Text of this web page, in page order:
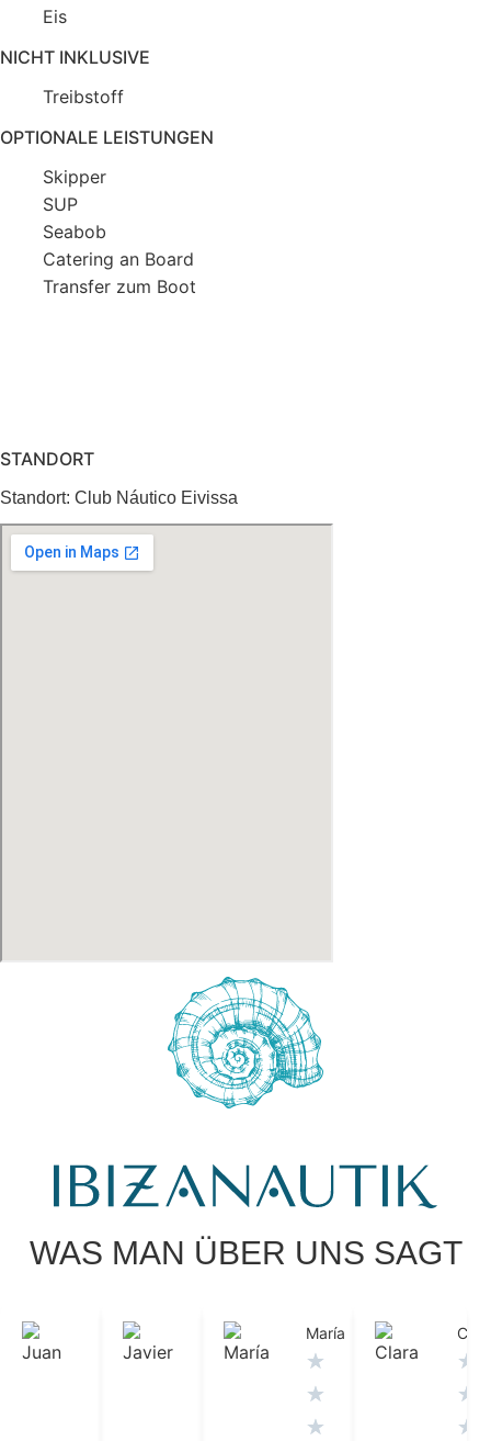
Eis
NICHT INKLUSIVE
Treibstoff
OPTIONALE LEISTUNGEN
Skipper
SUP
Seabob
Catering an Board
Transfer zum Boot
STANDORT
Standort: Club Náutico Eivissa
WAS MAN ÜBER UNS SAGT
Juan
★
Javier
★
María
★
★
★
★
★
★